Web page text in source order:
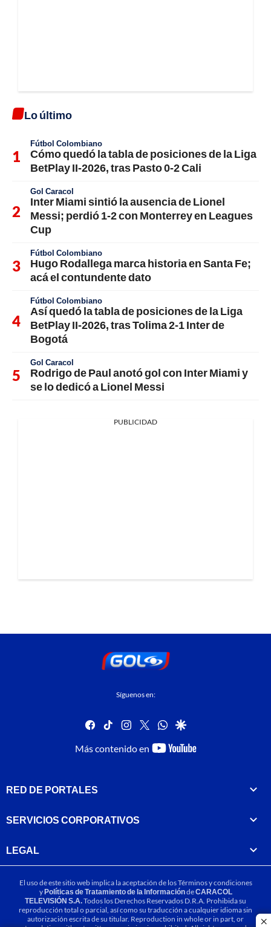
Lo último
Fútbol Colombiano
Cómo quedó la tabla de posiciones de la Liga
BetPlay II-2026, tras Pasto 0-2 Cali
Gol Caracol
Inter Miami sintió la ausencia de Lionel
Messi; perdió 1-2 con Monterrey en Leagues
Cup
Fútbol Colombiano
Hugo Rodallega marca historia en Santa Fe;
acá el contundente dato
Fútbol Colombiano
Así quedó la tabla de posiciones de la Liga
BetPlay II-2026, tras Tolima 2-1 Inter de
Bogotá
Gol Caracol
Rodrigo de Paul anotó gol con Inter Miami y
se lo dedicó a Lionel Messi
PUBLICIDAD
Síguenos en:
facebook
tiktok instagram
twitterwhatsapp
google
Más contenido en
youtube-
RED DE PORTALES
SERVICIOS CORPORATIVOS
LEGAL
El uso de este sitio web implica la aceptación de losTérminos y condiciones
yPolíticas de Tratamiento de la InformacióndeCARACOL
TELEVISIÓN S.A.Todos los Derechos Reservados D.R.A. Prohibida su
reproducción total o parcial, así como su traducción a cualquier idioma sin
autorización escrita de su titular. Reproduction in whole or in part, or